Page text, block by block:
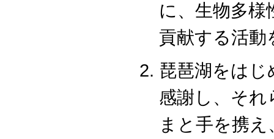
に、生物多様
貢献する活動
琵琶湖をは
感謝し、それ
まと手を携